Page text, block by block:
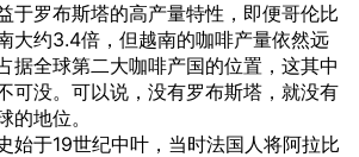
于罗布斯塔的高产量特性，即便哥伦比
大约3.4倍，但越南的咖啡产量依然远
据全球第二大咖啡产国的位置，这其中
可没。可以说，没有罗布斯塔，就没有
的地位。
始于19世纪中叶，当时法国人将阿拉比